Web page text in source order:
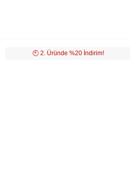
🕙️ 2. Üründe %20 İndirim!